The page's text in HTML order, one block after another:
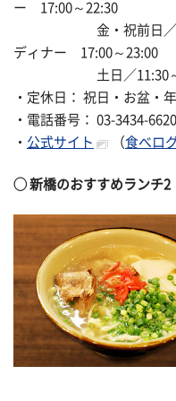
ー 17:00～22:30
金・祝前日／ラン
ディナー 17:00～23:00
土日／11:30～
・定休日： 祝日・お盆・
・電話番号： 03-3434-6620
・ 公式サイト （食べロ
◯ 新橋のおすすめランチ2